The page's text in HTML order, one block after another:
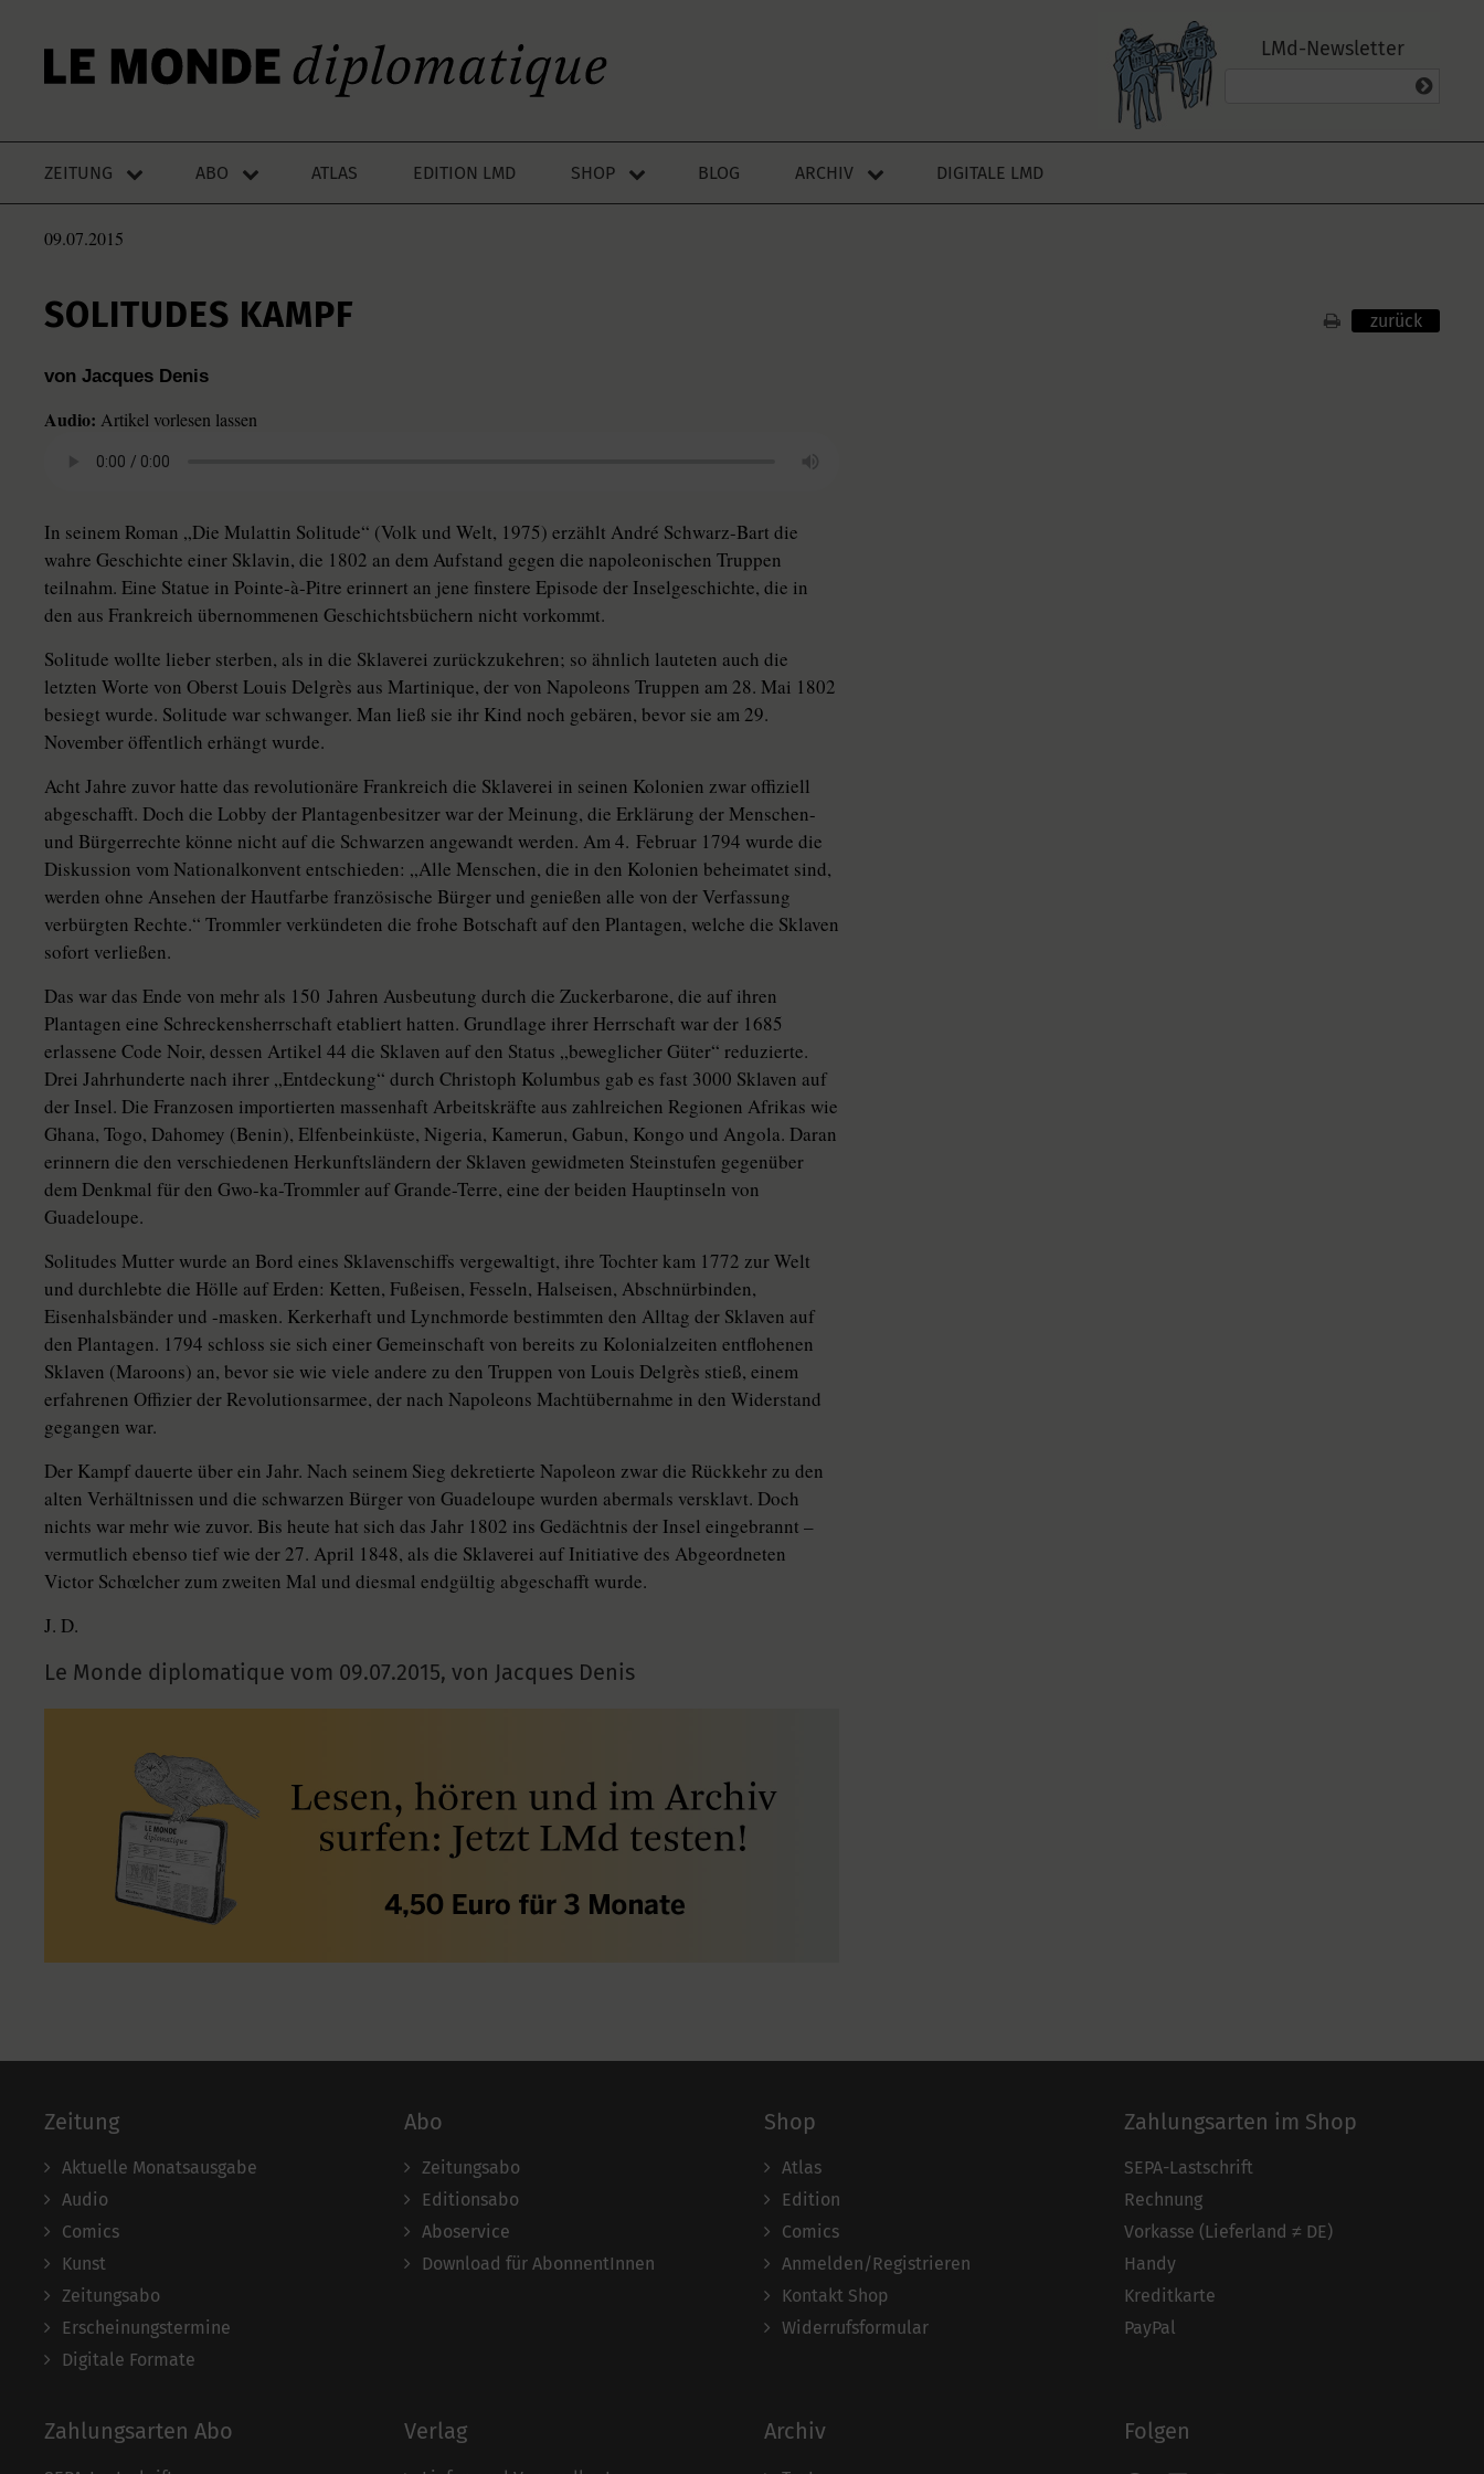
LMd-Newsletter
ZEITUNG ABO ATLAS EDITION LMD SHOP BLOG ARCHIV DIGITALE LMD
09.07.2015
SOLITUDES KAMPF zurück
von Jacques Denis
Audio: Artikel vorlesen lassen
In seinem Roman „Die Mulattin Soli­tude“ (Volk und Welt, 1975) erzählt André Schwarz-Bart die
wahre Geschichte einer Sklavin, die 1802 an dem Aufstand gegen die napoleonischen Truppen
teilnahm. Eine Statue in Pointe-à-Pitre erinnert an jene finstere Episode der Inselgeschichte, die in
den aus Frankreich übernommenen Geschichtsbüchern nicht vorkommt.
Solitude wollte lieber sterben, als in die Sklaverei zurückzukehren; so ähnlich lauteten auch die
letzten Worte von Oberst Louis Delgrès aus Martinique, der von Napoleons Truppen am 28. Mai 1802
besiegt wurde. Solitude war schwanger. Man ließ sie ihr Kind noch gebären, bevor sie am 29.
November öffentlich erhängt wurde.
Acht Jahre zuvor hatte das revolutionäre Frankreich die Sklaverei in seinen Kolonien zwar offiziell
abgeschafft. Doch die Lobby der Plantagenbesitzer war der Meinung, die Erklärung der Menschen-
und Bürgerrechte könne nicht auf die Schwarzen angewandt werden. Am 4. Februar 1794 wurde die
Diskussion vom Nationalkonvent entschieden: „Alle Menschen, die in den Kolonien beheimatet sind,
werden ohne Ansehen der Hautfarbe französische Bürger und ge­nießen alle von der Verfassung
verbürgten Rechte.“ Trommler verkündeten die frohe Botschaft auf den Plantagen, welche die Sklaven
sofort verließen.
Das war das Ende von mehr als 150 Jahren Ausbeutung durch die Zuckerbarone, die auf ihren
Plantagen eine Schreckensherrschaft etabliert hatten. Grundlage ihrer Herrschaft war der 1685
erlassene Code Noir, dessen Artikel 44 die Sklaven auf den Status „beweglicher Güter“ reduzierte.
Drei Jahrhunderte nach ihrer „Entdeckung“ durch Christoph Kolumbus gab es fast 3000 Sklaven auf
der Insel. Die Franzosen importierten massenhaft Arbeitskräfte aus zahlreichen Regionen Afrikas wie
Ghana, Togo, Dahomey (Benin), Elfenbeinküste, Nigeria, Kamerun, Gabun, Kongo und Angola. Daran
erinnern die den verschiedenen Herkunftsländern der Sklaven gewidmeten Steinstufen gegenüber
dem Denkmal für den ­Gwo-ka-Trommler auf Grande-Terre, eine der beiden Hauptinseln von
Guadeloupe.
Solitudes Mutter wurde an Bord eines Sklavenschiffs vergewaltigt, ihre Tochter kam 1772 zur Welt
und durchlebte die Hölle auf Erden: Ketten, Fußeisen, Fesseln, Halseisen, Abschnürbinden,
Eisenhalsbänder und -masken. Kerkerhaft und Lynchmorde bestimmten den Alltag der Sklaven auf
den Plantagen. 1794 schloss sie sich einer Gemeinschaft von bereits zu Kolonialzeiten entflohenen
Sklaven (Maroons) an, bevor sie wie viele andere zu den Truppen von Louis Delgrès stieß, einem
erfahrenen Offizier der Revolutionsarmee, der nach Napoleons Machtübernahme in den Widerstand
gegangen war.
Der Kampf dauerte über ein Jahr. Nach seinem Sieg dekretierte Napoleon zwar die Rückkehr zu den
alten Verhältnissen und die schwarzen Bürger von Guadeloupe wurden abermals versklavt. Doch
nichts war mehr wie zuvor. Bis heute hat sich das Jahr 1802 ins Gedächtnis der Insel eingebrannt –
vermutlich ebenso tief wie der 27. April 1848, als die Sklaverei auf Initiative des Abgeordneten
Victor Schœlcher zum zweiten Mal und diesmal endgültig abgeschafft wurde.
J. D.
Le Monde diplomatique vom 09.07.2015, von Jacques Denis
Zeitung
Aktuelle Monatsausgabe
Audio
Comics
Kunst
Zeitungsabo
Erscheinungstermine
Digitale Formate
Abo
Zeitungsabo
Editionsabo
Aboservice
Download für AbonnentInnen
Shop
Atlas
Edition
Comics
Anmelden/Registrieren
Kontakt Shop
Widerrufsformular
Zahlungsarten im Shop
SEPA-Lastschrift
Rechnung
Vorkasse (Lieferland ≠ DE)
Handy
Kreditkarte
PayPal
Zahlungsarten Abo Verlag Archiv Folgen